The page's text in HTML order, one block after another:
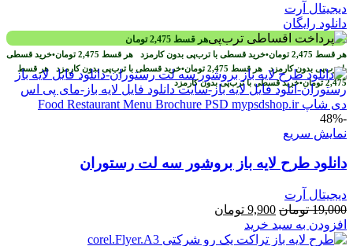
دیجیتال آرت
دانلود رایگان
هر قسط 2,475 تومان
هر قسط 2,475 تومان•خرید قسطی با ترب‌پی بدون کارمزد هر قسط 2,475 تومان•خرید قسطی
با ترب‌پی بدون کارمزد هر قسط 2,475 تومان•خرید قسطی با ترب‌پی بدون کارمزد هر قسط
2,475 تومان•خرید قسطی با ترب‌پی بدون کارمزد
-48%
نمایش سریع
دانلود طرح لايه باز بروشور سه لت رستوران
دیجیتال آرت
19,000 تومان قیمت
اصلی
19,000 تومان
9,900 تومان
9,900 تومان
افزودن به سبد خرید